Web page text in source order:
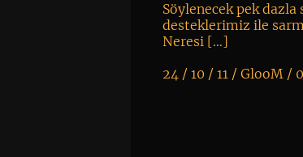
Söylenecek pek
desteklerimiz ile
Neresi […]
24 / 10 / 11 /GlooM /